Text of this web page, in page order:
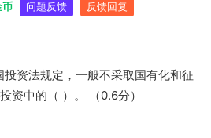
币 问题反馈 反馈回复
资法规定，一般不采取国有化和征
资中的（ ）。 （0.6分）